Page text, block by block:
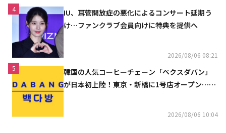
4
IU、耳管開放症の悪化によるコンサート延期う
け…ファンクラブ会員向けに特典を提供へ
2026/08/06 08:21
5
韓国の人気コーヒーチェーン「ペクスダバン」
が日本初上陸！東京・新橋に1号店オープン…海
2026/08/06 10:04